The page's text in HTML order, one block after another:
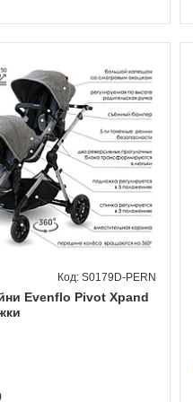
Evenflo Pivot Xpand
S0179D-PERN